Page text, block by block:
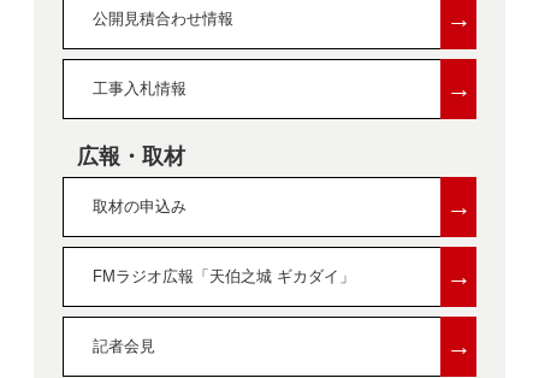
公開見積合わせ情報 →
工事入札情報 →
広報・取材
取材の申込み →
FMラジオ広報「天伯之城 ギカダイ」 →
記者会見 →